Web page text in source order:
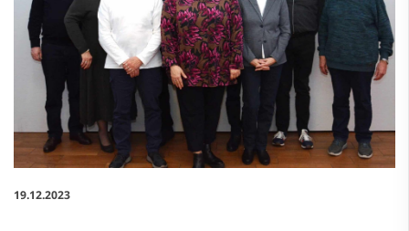
19.12.2023